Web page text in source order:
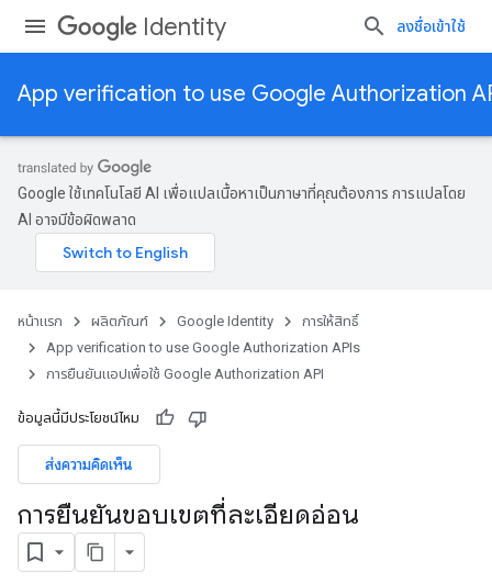
Identity ลงชื่อเข้าใช้
App verification to use Google Authorization
Google ใช้เทคโนโลยี AI เพื่อแปลเนื้อหาเป็นภาษาที่คุณต้องการ การแปลโดย
AI อาจมีข้อผิดพลาด
หน้าแรก ผลิตภัณฑ์ Google Identity
การให้สิทธิ์
App verification to use Google Authorization APIs
การยืนยันแอปเพื่อใช้ Google Authorization API
ข้อมูลนี้มีประโยชน์ไหม
ส่งความคิดเห็น
การยืนยันขอบเขตที่ละเอียดอ่อน